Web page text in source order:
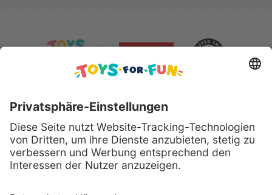
Sicher bezahlen mit: